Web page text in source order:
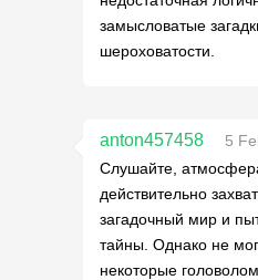
замысловатые
шероховатости.
anton457458
5
Слушайте,
действительно
загадочный мир и
тайны. Однако не
некоторые